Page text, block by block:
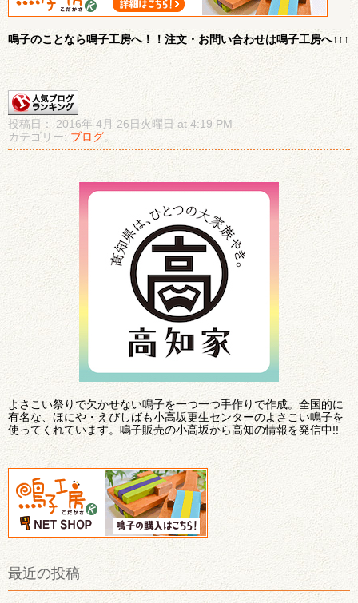
鳴子のことなら鳴子工房へ！！注文・お問い合わせは鳴子工房へ↑↑↑
投稿日： 2016年 4月 26日火曜日 at 4:19 PM
カテゴリー: ブログ。
よさこい祭りで欠かせない鳴子を一つ一つ手作りで作成。全国的に
有名な、ほにや・えびしばも小高坂更生センターのよさこい鳴子を
使ってくれています。鳴子販売の小高坂から高知の情報を発信中!!
最近の投稿